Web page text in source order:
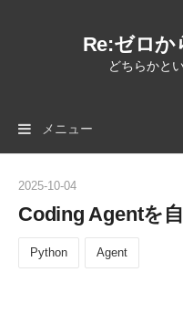
Re:ゼロか
どちらかと
メニュー
2025-10-04
Coding Agentを
Python Agent